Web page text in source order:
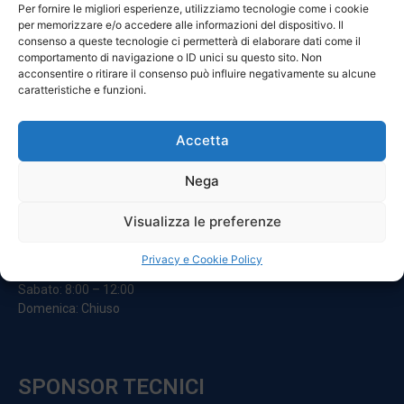
Per fornire le migliori esperienze, utilizziamo tecnologie come i cookie
per memorizzare e/o accedere alle informazioni del dispositivo. Il
consenso a queste tecnologie ci permetterà di elaborare dati come il
comportamento di navigazione o ID unici su questo sito. Non
acconsentire o ritirare il consenso può influire negativamente su alcune
caratteristiche e funzioni.
Accetta
Nega
Visualizza le preferenze
Privacy e Cookie Policy
Sede Legale:
Via Principe Di Udine 144
33030 Campoformido (Ud)
clienti@officinefvg.it
posta@officinefvgpec.It
Sabato: 8:00 – 12:00
Domenica: Chiuso
SPONSOR TECNICI